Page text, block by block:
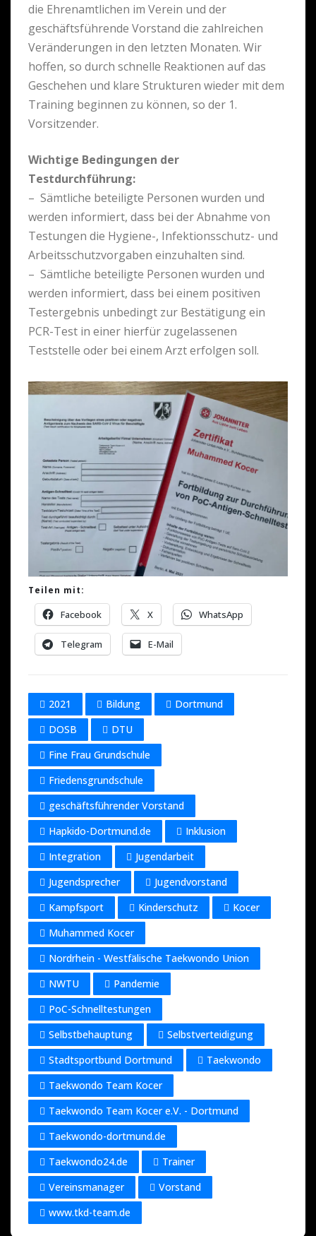
die Ehrenamtlichen im Verein und der
geschäftsführende Vorstand die zahlreichen
Veränderungen in den letzten Monaten. Wir
hoffen, so durch schnelle Reaktionen auf das
Geschehen und klare Strukturen wieder mit dem
Training beginnen zu können, so der 1.
Vorsitzender.
Wichtige Bedingungen der
Testdurchführung:
– Sämtliche beteiligte Personen wurden und
werden informiert, dass bei der Abnahme von
Testungen die Hygiene-, Infektionsschutz- und
Arbeitsschutzvorgaben einzuhalten sind.
– Sämtliche beteiligte Personen wurden und
werden informiert, dass bei einem positiven
Testergebnis unbedingt zur Bestätigung ein
PCR-Test in einer hierfür zugelassenen
Teststelle oder bei einem Arzt erfolgen soll.
Teilen mit:
Facebook X WhatsApp
Telegram E-Mail
2021 Bildung
Dortmund
DOSB
DTU
Fine Frau Grundschule
Friedensgrundschule
geschäftsführender Vorstand
Hapkido-Dortmund.de
Inklusion
Integration
Jugendarbeit
Jugendsprecher
Jugendvorstand
Kampfsport
Kinderschutz
Kocer
Muhammed Kocer
Nordrhein - Westfälische Taekwondo Union
NWTU
Pandemie
PoC-Schnelltestungen
Selbstbehauptung
Selbstverteidigung
Stadtsportbund Dortmund
Taekwondo
Taekwondo Team Kocer
Taekwondo Team Kocer e.V. - Dortmund
Taekwondo-dortmund.de
Taekwondo24.de
Trainer
Vereinsmanager
Vorstand
www.tkd-team.de